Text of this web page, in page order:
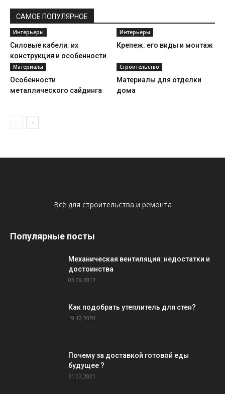
САМОЕ ПОПУЛЯРНОЕ
Интерьеры
Силовые кабели: их
конструкция и особенности
Интерьеры
Крепеж: его виды и монтаж
Материалы
Особенности
металлического сайдинга
Строительство
Материалы для отделки
дома
Всё для строительства и ремонта
Популярные посты
Механическая вентиляция: недостатки и
достоинства
03.09.2017
Как подобрать утеплитель для стен?
19.12.2020
Почему за доставкой готовой еды
будущее ?
31.03.2021